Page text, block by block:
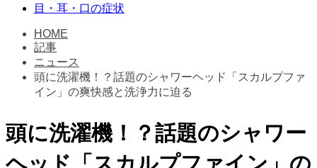
目・耳・口の症状
HOME
記事
ニュース
頭に洗濯機！？話題のシャワーヘッド「スカルプファ
イン」の爽快感と洗浄力に迫る
頭に洗濯機！？話題のシャワー